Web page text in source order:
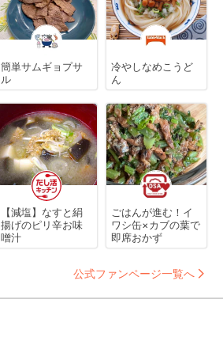
簡単サムギョプサ
ル
冷やしなめこうど
ん
【減塩】なすと絹
揚げのピリ辛お味
噌汁
ごはんが進む！イ
ワシ缶×カブの葉で
即席おかず
公式ファンページ一覧へ